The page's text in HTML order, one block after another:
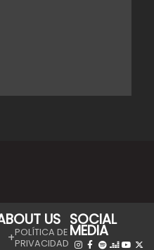
US
POLÍTICA DE
PRIVACIDAD
SOCIAL
MEDIA